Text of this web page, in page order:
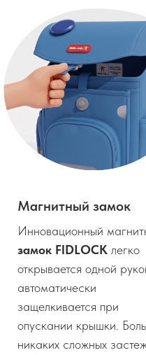
Магнитный замок
Инновационный
замок FIDLOCK легко
открывается одной
автоматически
защелкивается при
опускании крышки.
никаких сложных